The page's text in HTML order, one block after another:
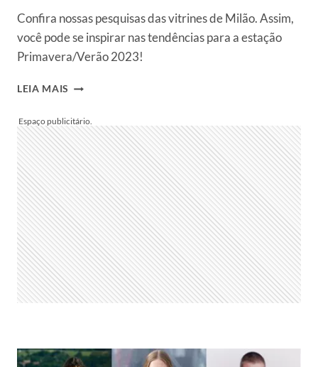
Confira nossas pesquisas das vitrines de Milão. Assim,
você pode se inspirar nas tendências para a estação
Primavera/Verão 2023!
LEIA MAIS VITRINES
O
QUE
VEM
POR
AÍ
PARA
O
VERÃO
23